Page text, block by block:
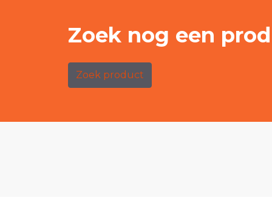
Zoek nog een
Zoek product